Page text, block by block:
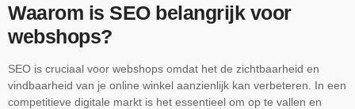
Waarom is SEO belangrijk voor
webshops?
SEO is cruciaal voor webshops omdat het de zichtbaarheid en
vindbaarheid van je online winkel aanzienlijk kan verbeteren. In een
competitieve digitale markt is het essentieel om op te vallen en